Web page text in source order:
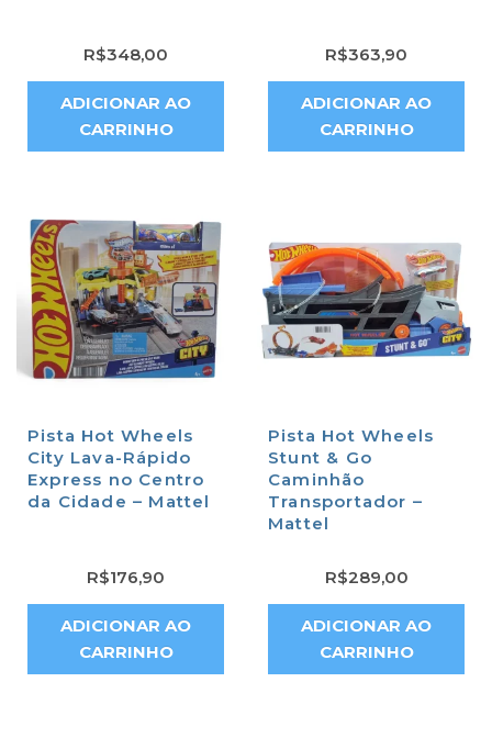
R$348,00
ADICIONAR AO
CARRINHO
R$363,90
ADICIONAR AO
CARRINHO
Pista Hot Wheels
City Lava-Rápido
Express no Centro
da Cidade – Mattel
R$176,90
ADICIONAR AO
CARRINHO
Pista Hot Wheels
Stunt & Go
Caminhão
Transportador –
Mattel
R$289,00
ADICIONAR AO
CARRINHO